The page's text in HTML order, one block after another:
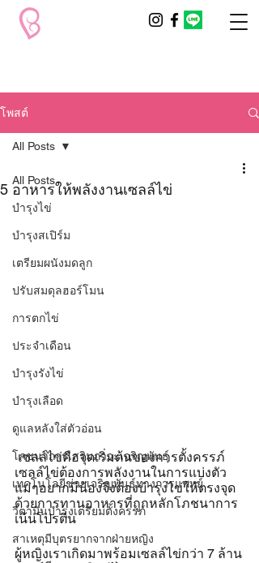
โพสต์
All Posts
บำรุงไข่
บำรุงสเปิร์ม
เตรียมผนังมดลูก
ปรับสมดุลฮอร์โมน
การตกไข่
ประจำเดือน
บำรุงรังไข่
บำรุงเลือด
ดูแลหลังใส่ตัวอ่อน
โภชนาการเสริมภาวะเจริญพันธุ์
เทคโนโลยีช่วยเจริญพันธุ์ทางการแพทย์
วิตามินบำรุงเตรียมตั้งครรภ์
สาเหตุมีบุตรยากจากฝ่ายหญิง
All Posts
5 อาหารให้พลังงานเซลล์ไข่
เซลล์ไข่คือจุดเริ่มต้นของการตั้งครรภ์
เซลล์ไข่ต้องการพลังงานในการแบ่งตัว
แม่ๆอยากมีน้องจึงต้องบำรุงไข่ให้ตรงจุด
ด้วยการทานอาหารที่ถูกหลักโภชนาการ
เน้นโปรตีน
ผู้หญิงเราเกิดมาพร้อมเซลล์ไข่กว่า 7 ล้าน